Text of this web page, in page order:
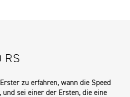
RS
zu erfahren, wann die Speed
und sei einer der Ersten, die eine